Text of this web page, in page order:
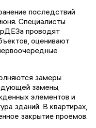
последствий
Специалисты
проводят
оценивают
замеры
замены,
элементов и
зданий. В квартирах,
закрытие проемов.